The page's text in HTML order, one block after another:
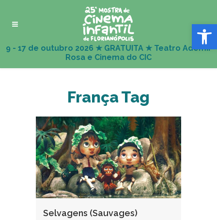
Abrir
França Tag
Selvagens (Sauvages)